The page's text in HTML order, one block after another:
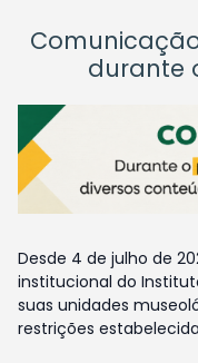
durante
Desde 4 de julho de
institucional do
suas unidades
restrições